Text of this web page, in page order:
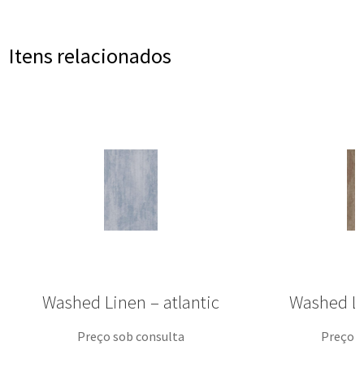
Itens relacionados
Washed Linen – atlantic
Preço sob consulta
Washed
Preço